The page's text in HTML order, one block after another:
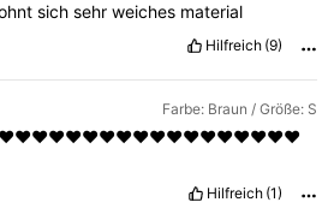
sich sehr weiches material
Hilfreich (9)
Farbe: Braun / Größe: S
Hilfreich (1)